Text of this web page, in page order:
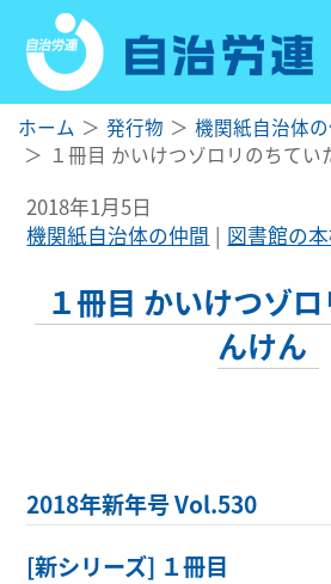
ホーム 発行物 機関紙自治体
１冊目 かいけつゾロリのちてい
2018年1月5日
機関紙自治体の仲間
図書館の
１冊目 かいけつゾ
んけん
2018年新年号 Vol.530
[新シリーズ] １冊目